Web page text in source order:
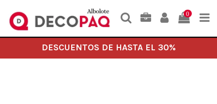
0
DESCUENTOS DE HASTA EL 30%